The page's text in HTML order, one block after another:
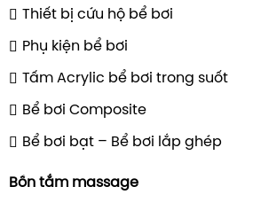
Thiết bị cứu hộ bể bơi
Phụ kiện bể bơi
Tấm Acrylic bể bơi trong suốt
Bể bơi Composite
Bể bơi bạt – Bể bơi lắp ghép
Bồn tắm massage